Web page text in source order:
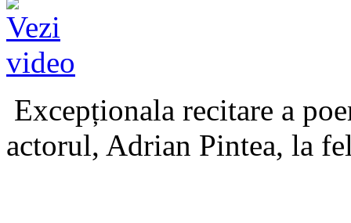
Excepționala recitare a
actorul, Adrian Pintea, la